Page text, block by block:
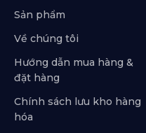
Sản phẩm
Về chúng tôi
Hướng dẫn mua hàng &
đặt hàng
Chính sách lưu kho hàng
hóa